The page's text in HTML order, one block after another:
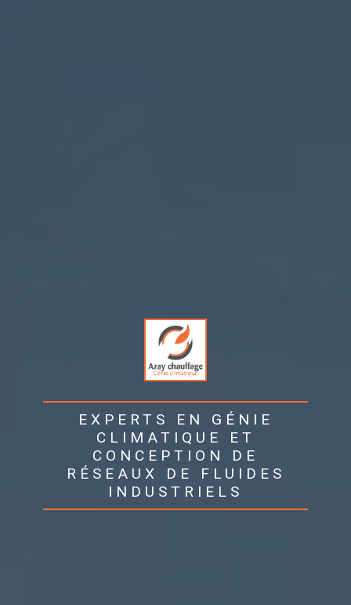
EXPERTS EN GÉNIE
CLIMATIQUE ET
CONCEPTION DE
RÉSEAUX DE FLUIDES
INDUSTRIELS